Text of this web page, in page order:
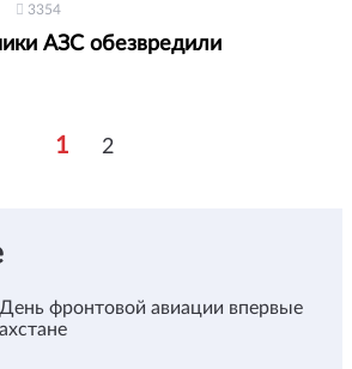
3354
АЗС обезвредили
1 2
День фронтовой авиации впервые